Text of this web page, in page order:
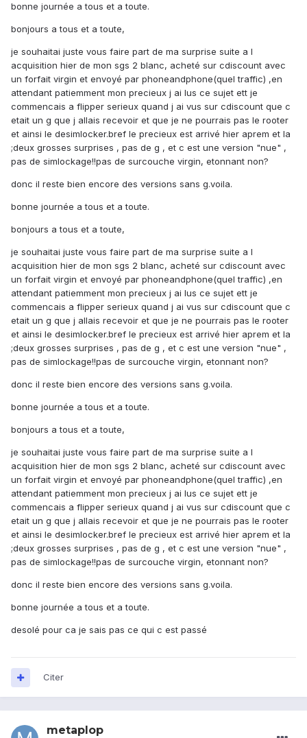
bonne journée a tous et a toute.
bonjours a tous et a toute,
je souhaitai juste vous faire part de ma surprise suite a l
acquisition hier de mon sgs 2 blanc, acheté sur cdiscount avec
un forfait virgin et envoyé par phoneandphone(quel traffic) ,en
attendant patiemment mon precieux j ai lus ce sujet ett je
commencais a flipper serieux quand j ai vus sur cdiscount que c
etait un g que j allais recevoir et que je ne pourrais pas le rooter
et ainsi le desimlocker.bref le precieux est arrivé hier aprem et la
;deux grosses surprises , pas de g , et c est une version "nue" ,
pas de simlockage!!pas de surcouche virgin, etonnant non?
donc il reste bien encore des versions sans g.voila.
bonne journée a tous et a toute.
bonjours a tous et a toute,
je souhaitai juste vous faire part de ma surprise suite a l
acquisition hier de mon sgs 2 blanc, acheté sur cdiscount avec
un forfait virgin et envoyé par phoneandphone(quel traffic) ,en
attendant patiemment mon precieux j ai lus ce sujet ett je
commencais a flipper serieux quand j ai vus sur cdiscount que c
etait un g que j allais recevoir et que je ne pourrais pas le rooter
et ainsi le desimlocker.bref le precieux est arrivé hier aprem et la
;deux grosses surprises , pas de g , et c est une version "nue" ,
pas de simlockage!!pas de surcouche virgin, etonnant non?
donc il reste bien encore des versions sans g.voila.
bonne journée a tous et a toute.
bonjours a tous et a toute,
je souhaitai juste vous faire part de ma surprise suite a l
acquisition hier de mon sgs 2 blanc, acheté sur cdiscount avec
un forfait virgin et envoyé par phoneandphone(quel traffic) ,en
attendant patiemment mon precieux j ai lus ce sujet ett je
commencais a flipper serieux quand j ai vus sur cdiscount que c
etait un g que j allais recevoir et que je ne pourrais pas le rooter
et ainsi le desimlocker.bref le precieux est arrivé hier aprem et la
;deux grosses surprises , pas de g , et c est une version "nue" ,
pas de simlockage!!pas de surcouche virgin, etonnant non?
donc il reste bien encore des versions sans g.voila.
bonne journée a tous et a toute.
desolé pour ca je sais pas ce qui c est passé
Citer
metaplop